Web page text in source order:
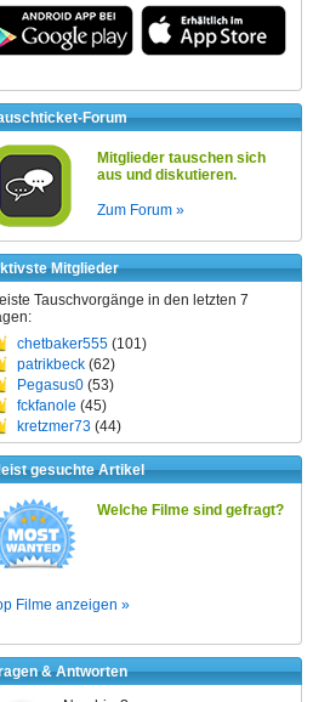
Forum
Mitglieder tauschen sich
aus und diskutieren.
Zum Forum »
Mitglieder
Tauschvorgänge in den letzten 7
chetbaker555 (101)
patrikbeck (62)
Pegasus0 (53)
fckfanole (45)
kretzmer73 (44)
gesuchte Artikel
Welche Filme sind gefragt?
Filme anzeigen »
& Antworten